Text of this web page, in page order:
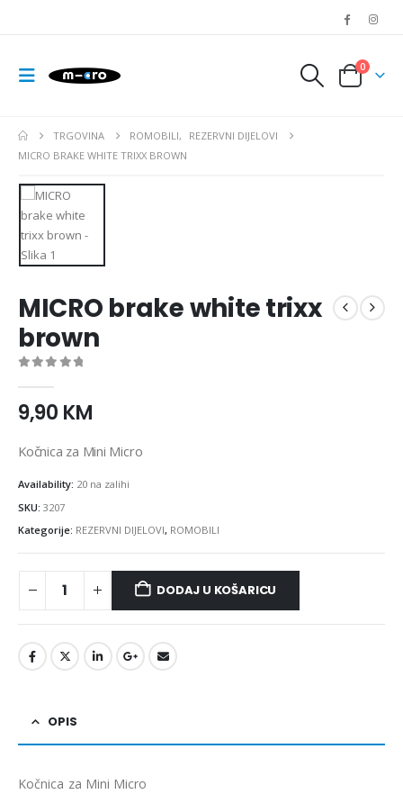
0
TRGOVINA ROMOBILI,
REZERVNI DIJELOVI
MICRO BRAKE WHITE TRIXX BROWN
MICRO brake white trixx
brown
9,90 KM
Kočnica za Mini Micro
Availability: 20 na zalihi
SKU: 3207
Kategorije: REZERVNI DIJELOVI, ROMOBILI
DODAJ U KOŠARICU
OPIS
Kočnica za Mini Micro